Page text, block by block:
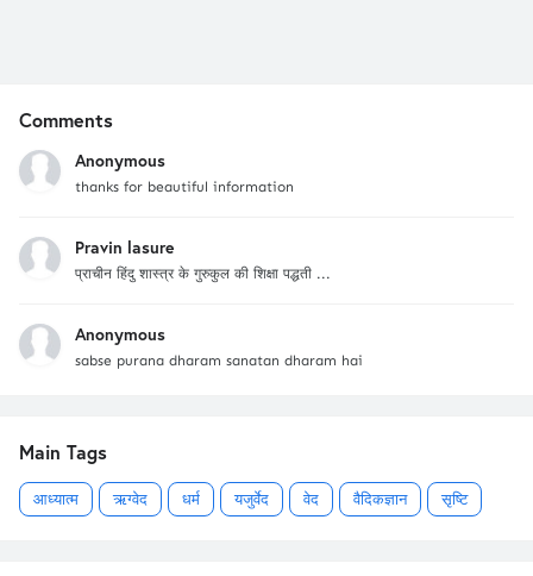
Comments
Anonymous
thanks for beautiful information
Pravin lasure
प्राचीन हिंदु शास्त्र के गुरुकुल की शिक्षा पद्धती ...
Anonymous
sabse purana dharam sanatan dharam hai
Main Tags
आध्यात्म ऋग्वेद धर्म यजुर्वेद वेद वैदिकज्ञान सृष्टि